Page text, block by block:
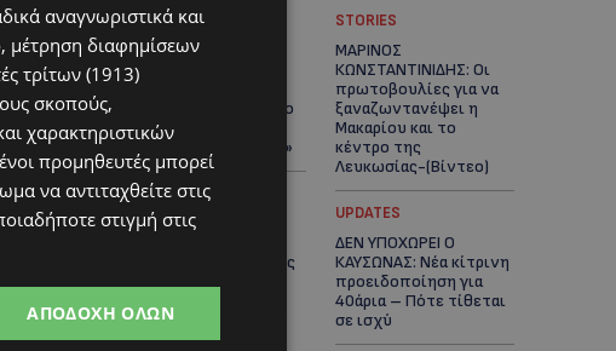
UPDATES
ΧΩΡΙΣ ΣΩΣΣΙΒΙΟ Η
ΘΑΛΑΣΣΙΑ ΣΥΝΔΕΣΗ
ΚΥΠΡΟΥ-ΕΛΛΑΔΑΣ:
«Χωρίς επιδότηση το
πλοίο δεν θα
ξανασηκώσει άγκυρα»
STORIES
ΜΑΡΙΝΟΣ
ΚΩΝΣΤΑΝΤΙΝΙΔΗΣ: Οι
πρωτοβουλίες για να
ξαναζωντανέψει η
Μακαρίου και το
κέντρο της
Λευκωσίας-(Βίντεο)
UPDATES
ΛΕΥΚΩΣΙΑ: Χειροπέδες
να παραπλάνησε την
Αστυνομία
UPDATES
ΔΕΝ ΥΠΟΧΩΡΕΙ Ο
ΚΑΥΣΩΝΑΣ: Νέα κίτρινη
προειδοποίηση για
40άρια – Πότε τίθεται
σε ισχύ
αναγνωριστικά και
μέτρηση διαφημίσεων
τρίτων (1913)
σκοπούς,
χαρακτηριστικών
προμηθευτές μπορεί
να αντιταχθείτε στις
στιγμή στις
ΑΠΟΔΟΧΉ ΌΛΩΝ